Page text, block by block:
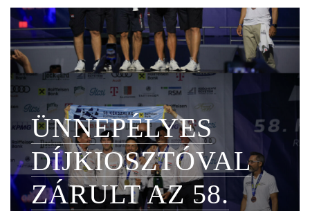
ÜNNEPÉLYES
DÍJKIOSZTÓVAL
ZÁRULT AZ 58.